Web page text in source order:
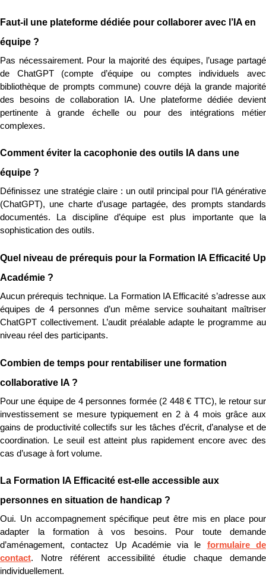
Faut-il une plateforme dédiée pour collaborer avec l’IA en
équipe ?
Pas nécessairement. Pour la majorité des équipes, l’usage partagé
de ChatGPT (compte d’équipe ou comptes individuels avec
bibliothèque de prompts commune) couvre déjà la grande majorité
des besoins de collaboration IA. Une plateforme dédiée devient
pertinente à grande échelle ou pour des intégrations métier
complexes.
Comment éviter la cacophonie des outils IA dans une
équipe ?
Définissez une stratégie claire : un outil principal pour l’IA générative
(ChatGPT), une charte d’usage partagée, des prompts standards
documentés. La discipline d’équipe est plus importante que la
sophistication des outils.
Quel niveau de prérequis pour la Formation IA Efficacité Up
Académie ?
Aucun prérequis technique. La Formation IA Efficacité s’adresse aux
équipes de 4 personnes d’un même service souhaitant maîtriser
ChatGPT collectivement. L’audit préalable adapte le programme au
niveau réel des participants.
Combien de temps pour rentabiliser une formation
collaborative IA ?
Pour une équipe de 4 personnes formée (2 448 € TTC), le retour sur
investissement se mesure typiquement en 2 à 4 mois grâce aux
gains de productivité collectifs sur les tâches d’écrit, d’analyse et de
coordination. Le seuil est atteint plus rapidement encore avec des
cas d’usage à fort volume.
La Formation IA Efficacité est-elle accessible aux
personnes en situation de handicap ?
Oui. Un accompagnement spécifique peut être mis en place pour
adapter la formation à vos besoins. Pour toute demande
d’aménagement, contactez Up Académie via le formulaire de
contact. Notre référent accessibilité étudie chaque demande
individuellement.